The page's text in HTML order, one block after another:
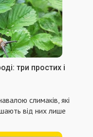
три простих і
слимаків, які
від них лише